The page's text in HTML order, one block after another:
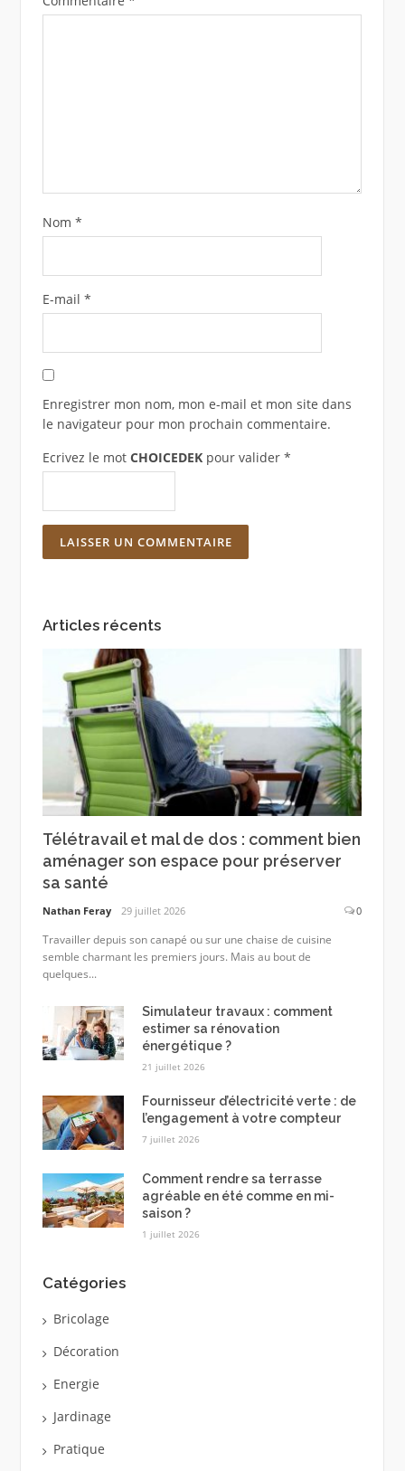
Nom *
E-mail *
Enregistrer mon nom, mon e-mail et mon site dans
le navigateur pour mon prochain commentaire.
Ecrivez le mot CHOICEDEKpour valider *
Articles récents
Télétravail et mal de dos : comment bien
aménager son espace pour préserver
sa santé
Nathan Feray 29 juillet 2026 0
Travailler depuis son canapé ou sur une chaise de cuisine
semble charmant les premiers jours. Mais au bout de
quelques...
Simulateur travaux : comment
estimer sa rénovation
énergétique ?
21 juillet 2026
Fournisseur d’électricité verte : de
l’engagement à votre compteur
7 juillet 2026
Comment rendre sa terrasse
agréable en été comme en mi-
saison ?
1 juillet 2026
Catégories
Bricolage
Décoration
Energie
Jardinage
Pratique